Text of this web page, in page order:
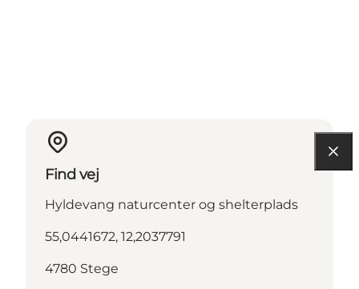
Find vej
Hyldevang naturcenter og shelterplads
55,0441672, 12,2037791
4780 Stege